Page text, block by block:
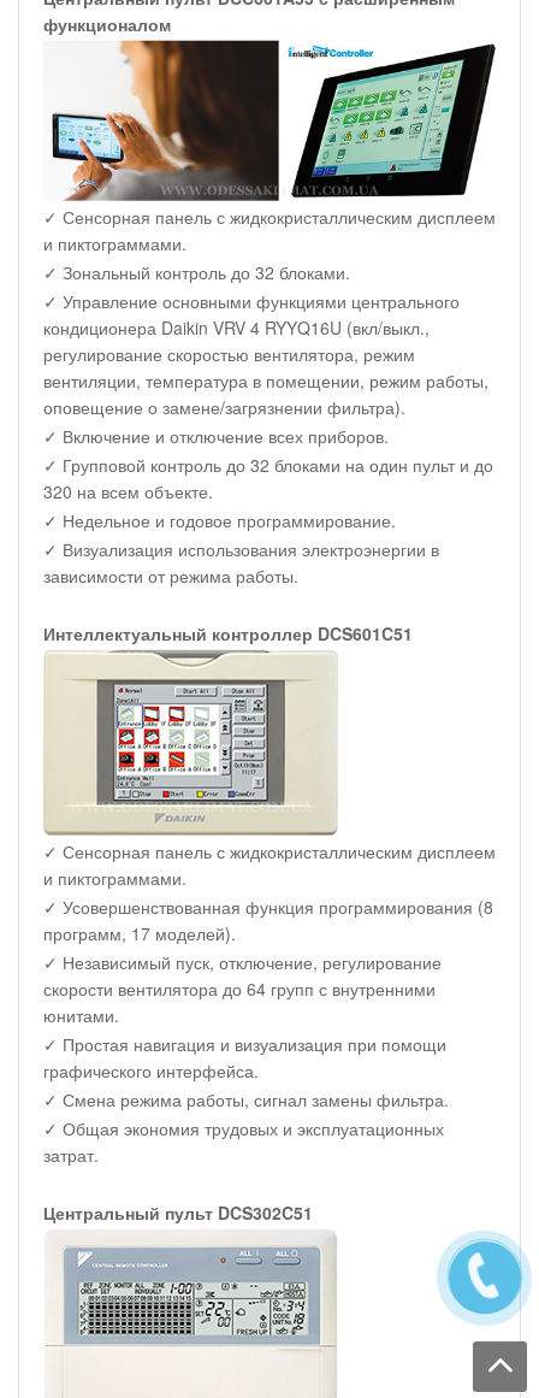
функционалом
✓ Сенсорная панель с жидкокристаллическим дисплеем
и пиктограммами.
✓ Зональный контроль до 32 блоками.
✓ Управление основными функциями центрального
кондиционера Daikin VRV 4 RYYQ16U (вкл/выкл.,
регулирование скоростью вентилятора, режим
вентиляции, температура в помещении, режим работы,
оповещение о замене/загрязнении фильтра).
✓ Включение и отключение всех приборов.
✓ Групповой контроль до 32 блоками на один пульт и до
320 на всем объекте.
✓ Недельное и годовое программирование.
✓ Визуализация использования электроэнергии в
зависимости от режима работы.
Интеллектуальный контроллер DCS601C51
✓ Сенсорная панель с жидкокристаллическим дисплеем
и пиктограммами.
✓ Усовершенствованная функция программирования (8
программ, 17 моделей).
✓ Независимый пуск, отключение, регулирование
скорости вентилятора до 64 групп с внутренними
юнитами.
✓ Простая навигация и визуализация при помощи
графического интерфейса.
✓ Смена режима работы, сигнал замены фильтра.
✓ Общая экономия трудовых и эксплуатационных
затрат.
Центральный пульт DCS302C51